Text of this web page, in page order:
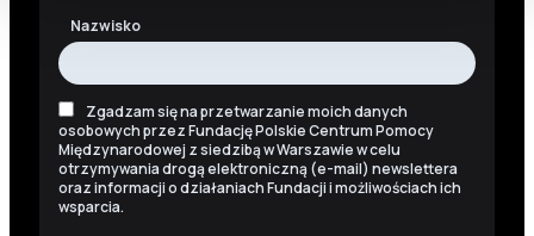
Nazwisko
Zgadzam się na przetwarzanie moich danych
osobowych przez Fundację Polskie Centrum Pomocy
Międzynarodowej z siedzibą w Warszawie w celu
otrzymywania drogą elektroniczną (e-mail) newslettera
oraz informacji o działaniach Fundacji i możliwościach ich
wsparcia.